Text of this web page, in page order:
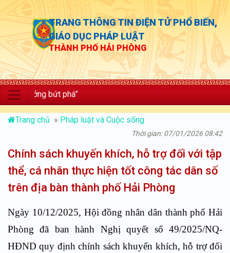
TRANG THÔNG TIN ĐIỆN TỬ PHỔ BIẾN,
GIÁO DỤC PHÁP LUẬT
THÀNH PHỐ HẢI PHÒNG
bứt phá”
Trang chủ » Pháp luật và Cuộc sống
Thời gian: 07/01/2026 08:42
Chính sách khuyến khích, hỗ trợ đối với tập
thể, cá nhân thực hiện tốt công tác dân số
trên địa bàn thành phố Hải Phòng
Ngày 10/12/2025, Hội đồng nhân dân thành phố Hải
Phòng đã ban hành Nghị quyết số 49/2025/NQ-
HĐND quy định chính sách khuyến khích, hỗ trợ đối